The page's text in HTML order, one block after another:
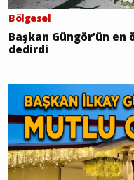
Bölgesel
Başkan Güngör’ün en
dedirdi